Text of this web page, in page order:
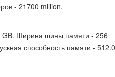
- 21700 million.
GB. Ширина шины памяти - 256
способность памяти - 512.0